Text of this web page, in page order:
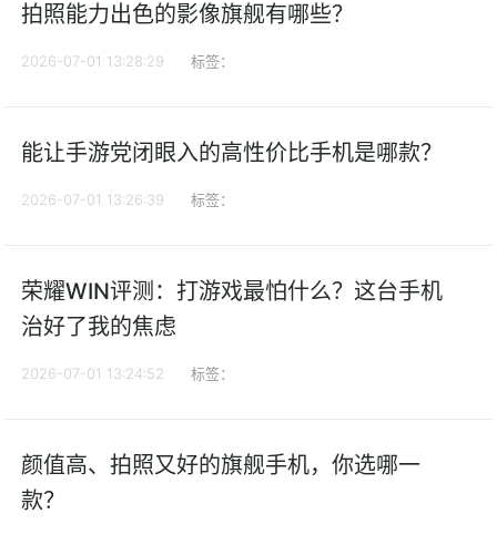
拍照能力出色的影像旗舰有哪些？
2026-07-01 13:28:29 标签：
能让手游党闭眼入的高性价比手机是哪款？
2026-07-01 13:26:39 标签：
荣耀WIN评测：打游戏最怕什么？这台手机
治好了我的焦虑
2026-07-01 13:24:52 标签：
颜值高、拍照又好的旗舰手机，你选哪一
款？